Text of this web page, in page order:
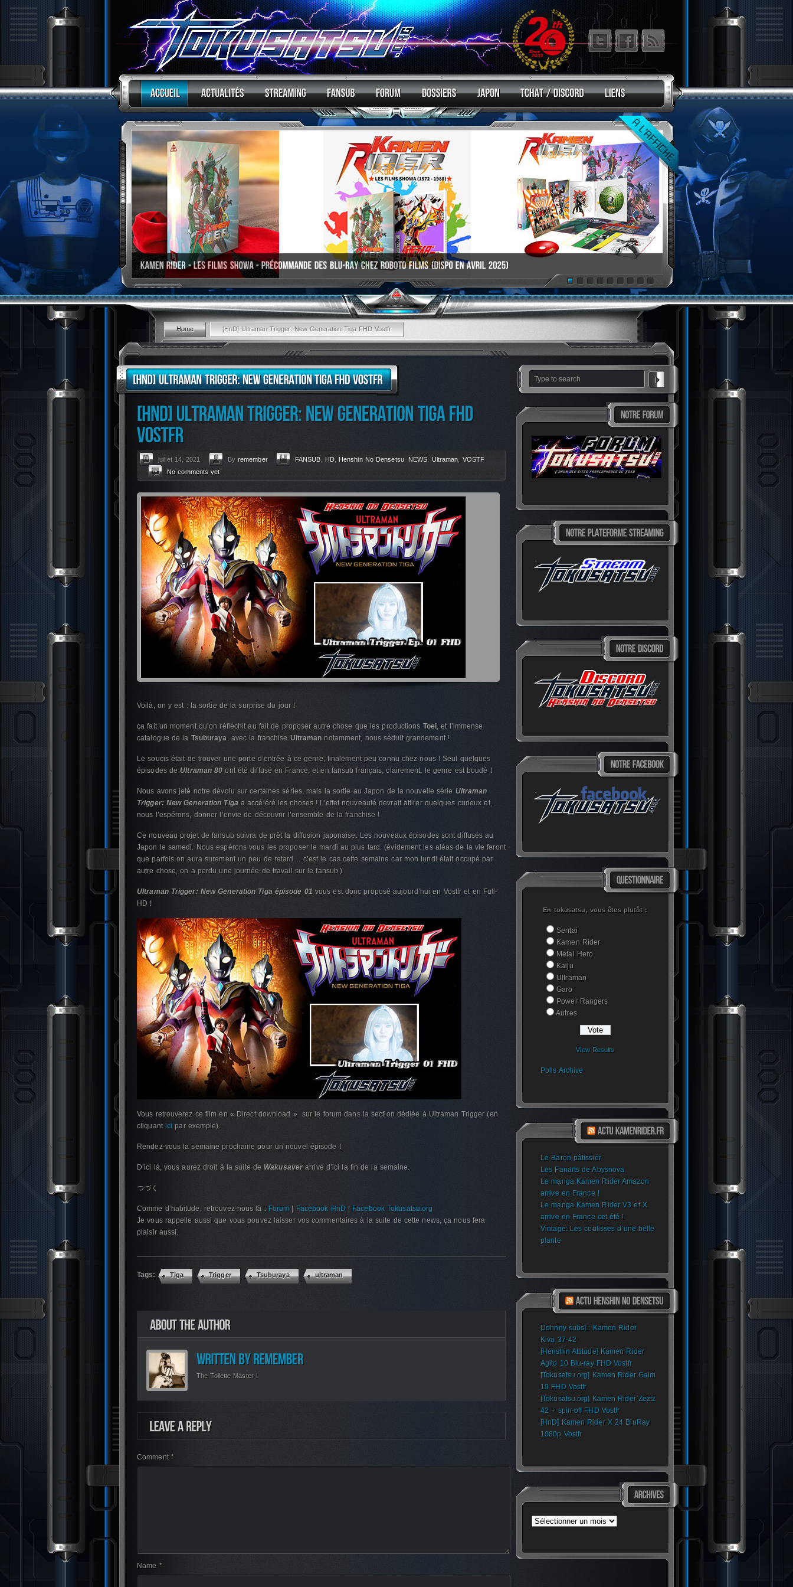
Home [HnD] Ultraman Trigger: New Generation Tiga FHD Vostfr
En tokusatsu, vous êtes plutôt :
Sentai
Kamen Rider
Metal Hero
Kaiju
Ultraman
Garo
Power Rangers
Autres
View Results
Polls Archive
Le Baron pâtissier
Les Fanarts de Abysnova
Le manga Kamen Rider Amazon
arrive en France !
Le manga Kamen Rider V3 et X
arrive en France cet été !
Vintage: Les coulisses d’une belle
plante
[Johnny-subs] : Kamen Rider
Kiva 37-42
[Henshin Attitude] Kamen Rider
Agito 10 Blu-ray FHD Vostfr
[Tokusatsu.org] Kamen Rider Gaim
19 FHD Vostfr
[Tokusatsu.org] Kamen Rider Zeztz
42 + spin-off FHD Vostfr
[HnD] Kamen Rider X 24 BluRay
1080p Vostfr
Archives
juillet 14, 2021 By remember FANSUB HD, Henshin No Densetsu, NEWS Ultraman
VOSTF
No comments yet
Voilà, on y est : la sortie de la surprise du jour !
ça fait un moment qu’on réfléchit au fait de proposer autre chose que les productions Toei, et l’immense
catalogue de la Tsuburaya, avec la franchise Ultraman notamment, nous séduit grandement !
Le soucis était de trouver une porte d’entrée à ce genre, finalement peu connu chez nous ! Seul quelques
épisodes deUltraman 80 ont été diffusé en France, et en fansub français, clairement, le genre est boudé !
Nous avons jeté notre dévolu sur certaines séries, mais la sortie au Japon de la nouvelle série Ultraman
Trigger: New Generation Tigaa accéléré les choses ! L’effet nouveauté devrait attirer quelques curieux et,
nous l’espérons, donner l’envie de découvrir l’ensemble de la franchise !
Ce nouveau projet de fansub suivra de prêt la diffusion japonaise. Les nouveaux épisodes sont diffusés au
Japon le samedi. Nous espérons vous les proposer le mardi au plus tard. (évidement les aléas de la vie feront
que parfois on aura surement un peu de retard… c’est le cas cette semaine car mon lundi était occupé par
autre chose, on a perdu une journée de travail sur le fansub.)
Ultraman Trigger: New Generation Tiga épisode 01 vous est donc proposé aujourd’hui en Vostfr et en Full-
HD !
Vous retrouverez ce film en « Direct download » sur le forum dans la section dédiée à Ultraman Trigger (en
cliquant ici par exemple).
Rendez-vous la semaine prochaine pour un nouvel épisode !
D’ici là, vous aurez droit à la suite de Wakusaverarrive d’ici la fin de la semaine.
つづく
Comme d’habitude, retrouvez-nous là : Forum Facebook HnD
Facebook Tokusatsu.org
Je vous rappelle aussi que vous pouvez laisser vos commentaires à la suite de cette news, ça nous fera
plaisir aussi.
Tags: Tiga Trigger Tsuburaya ultraman
The Toilette Master !
Comment *
Name *